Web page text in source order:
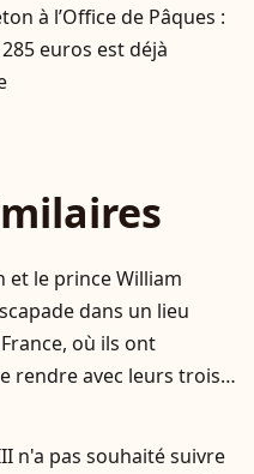
à l’Office de Pâques :
euros est déjà
et le prince William
dans un lieu
où ils ont
rendre avec leurs trois
n'a pas souhaité suivre